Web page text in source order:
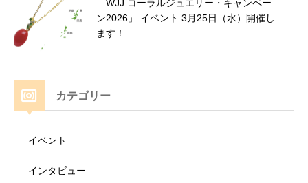
「WJJ コーラルジュエリー・キャンペー
ン2026」 イベント 3月25日（水）開催し
ます！
カテゴリー
イベント
インタビュー